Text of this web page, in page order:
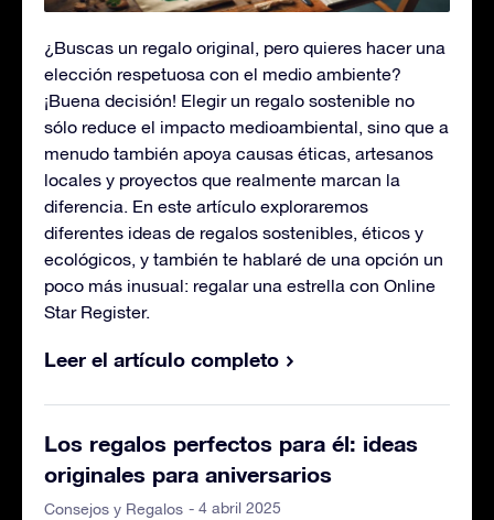
¿Buscas un regalo original, pero quieres hacer una
elección respetuosa con el medio ambiente?
¡Buena decisión! Elegir un regalo sostenible no
sólo reduce el impacto medioambiental, sino que a
menudo también apoya causas éticas, artesanos
locales y proyectos que realmente marcan la
diferencia. En este artículo exploraremos
diferentes ideas de regalos sostenibles, éticos y
ecológicos, y también te hablaré de una opción un
poco más inusual: regalar una estrella con Online
Star Register.
Leer el artículo completo
Los regalos perfectos para él: ideas
originales para aniversarios
Consejos y Regalos - 4 abril 2025